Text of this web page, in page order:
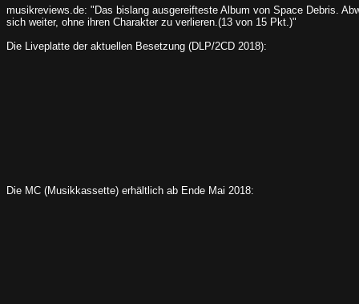
musikreviews.de: "Das bislang ausgereifteste Album von Space Debris.
sich weiter, ohne ihren Charakter zu verlieren.(13 von 15 Pkt.)"
Die Liveplatte der aktuellen Besetzung (DLP/2CD 2018):
Die MC (Musikkassette) erhältlich ab Ende Mai 2018: